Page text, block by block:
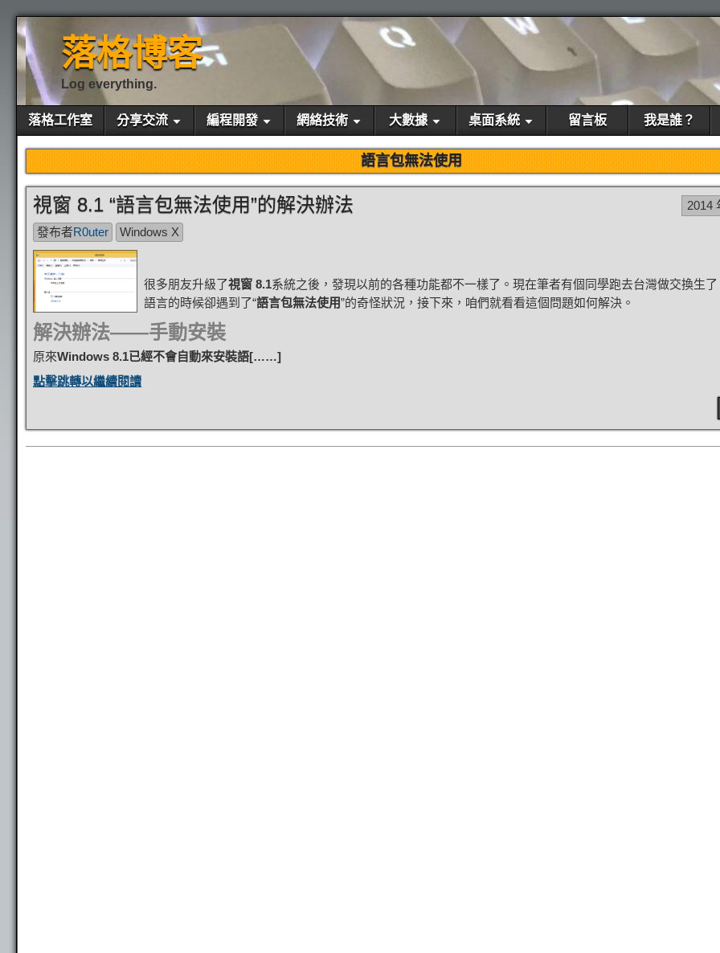
落格博客
Log everything.
落格工作室 分享交流 編程開發 網絡技術 大數據 桌面系統 留言板 我是誰？
語言包無法使用
視窗 8.1 “語言包無法使用”的解決辦法
2014
發布者R0uter Windows X
很多朋友升級了視窗 8.1系統之後，發現以前的各種功能都不一樣了。現在筆者有個同學跑去台灣做交換生
語言的時候卻遇到了“語言包無法使用”的奇怪狀況，接下來，咱們就看看這個問題如何解決。
解決辦法——手動安裝
原來Windows 8.1已經不會自動來安裝語[……]
點擊跳轉以繼續閱讀